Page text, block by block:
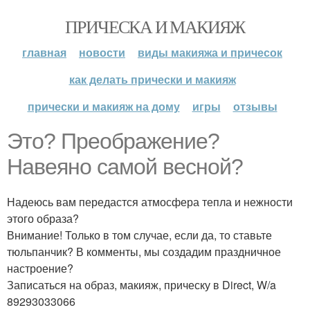
ПРИЧЕСКА И МАКИЯЖ
главная новости
виды макияжа и причесок
как делать прически и макияж
прически и макияж на дому
игры отзывы
Это? Преображение?
Навеяно самой весной?
Надеюсь вам передастся атмосфера тепла и нежности
этого образа?
Внимание! Только в том случае, если да, то ставьте
тюльпанчик? В комменты, мы создадим праздничное
настроение?
Записаться на образ, макияж, прическу в Direct, W/a
89293033066